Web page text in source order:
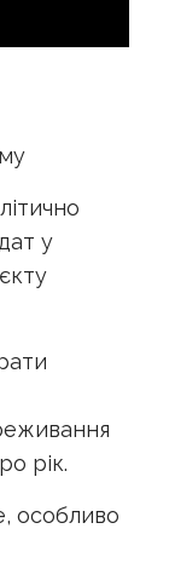
у
рік.
особливо